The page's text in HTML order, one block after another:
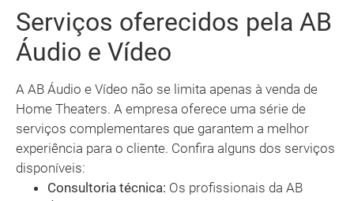
Serviços oferecidos pela AB
Áudio e Vídeo
A AB Áudio e Vídeo não se limita apenas à venda de
Home Theaters. A empresa oferece uma série de
serviços complementares que garantem a melhor
experiência para o cliente. Confira alguns dos serviços
disponíveis:
Consultoria técnica: Os profissionais da AB